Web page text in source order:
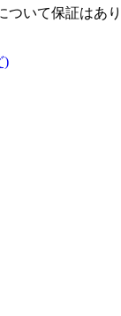
いて保証はあ
)